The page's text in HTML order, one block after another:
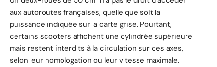
aux autoroutes françaises, quelle que soit la
puissance indiquée sur la carte grise. Pourtant,
certains scooters affichent une cylindrée supérieure
mais restent interdits à la circulation sur ces axes,
selon leur homologation ou leur vitesse maximale.